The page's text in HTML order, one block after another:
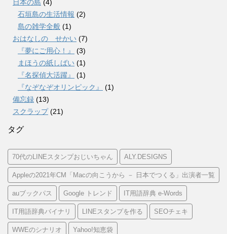
日本の島 (4)
石垣島の生活情報 (2)
島の雑学全般 (1)
おはなしの せかい (7)
『夢にご用心！』
(3)
まほうの紙しばい (1)
『名探偵大活躍』
(1)
『なぞなぞオリンピック』
(1)
備忘録 (13)
スクラップ(21)
タグ
70代のLINEスタンプおじいちゃん ALY.DESIGNS
Appleの2021年CM「Macの向こうから － 日本でつくる」出演者一覧
auブックパス Google トレンド IT用語辞典 e-Words
IT用語辞典バイナリ LINEスタンプを作る SEOチェキ
WWEのシナリオ Yahoo!知恵袋